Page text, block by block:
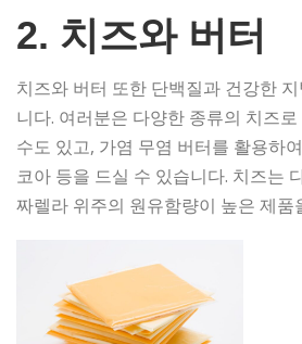
2. 치즈와 버터
치즈와 버터 또한 단백질과 건강한
니다. 여러분은 다양한 종류의 치즈
수도 있고, 가염 무염 버터를 활용하
코아 등을 드실 수 있습니다. 치즈는
짜렐라 위주의 원유함량이 높은 제품